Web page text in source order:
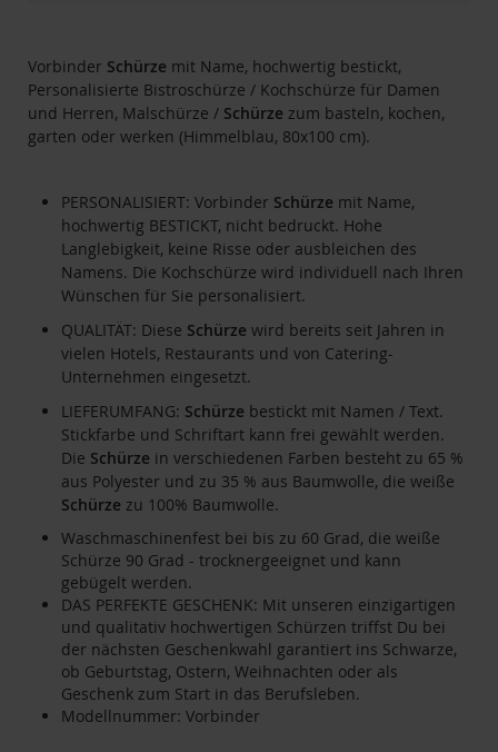
Vorbinder Schürze mit Name, hochwertig bestickt,
Personalisierte Bistroschürze / Kochschürze für Damen
und Herren, Malschürze / Schürze zum basteln, kochen,
garten oder werken (Himmelblau, 80x100 cm).
PERSONALISIERT: Vorbinder Schürze mit Name,
hochwertig BESTICKT, nicht bedruckt. Hohe
Langlebigkeit, keine Risse oder ausbleichen des
Namens. Die Kochschürze wird individuell nach Ihren
Wünschen für Sie personalisiert.
QUALITÄT: Diese Schürze wird bereits seit Jahren in
vielen Hotels, Restaurants und von Catering-
Unternehmen eingesetzt.
LIEFERUMFANG: Schürze bestickt mit Namen / Text.
Stickfarbe und Schriftart kann frei gewählt werden.
Die Schürze in verschiedenen Farben besteht zu 65 %
aus Polyester und zu 35 % aus Baumwolle, die weiße
Schürze zu 100% Baumwolle.
Waschmaschinenfest bei bis zu 60 Grad, die weiße
Schürze 90 Grad - trocknergeeignet und kann
gebügelt werden.
DAS PERFEKTE GESCHENK: Mit unseren einzigartigen
und qualitativ hochwertigen Schürzen triffst Du bei
der nächsten Geschenkwahl garantiert ins Schwarze,
ob Geburtstag, Ostern, Weihnachten oder als
Geschenk zum Start in das Berufsleben.
Modellnummer: Vorbinder